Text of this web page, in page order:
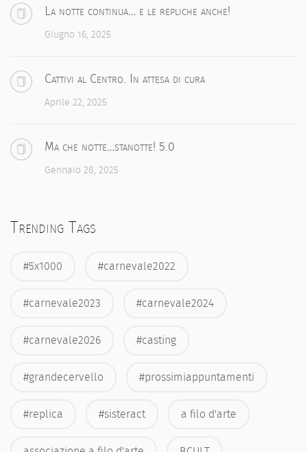
La notte continua… e le repliche anche!
Giugno 16, 2025
Cattivi al Centro. In attesa di cura
Aprile 22, 2025
Ma che notte…stanotte! 5.0
Gennaio 28, 2025
Trending Tags
#5x1000 #carnevale2022
#carnevale2023 #carnevale2024
#carnevale2026 #casting
#grandecervello #prossimiappuntamenti
#replica #sisteract a filo d'arte